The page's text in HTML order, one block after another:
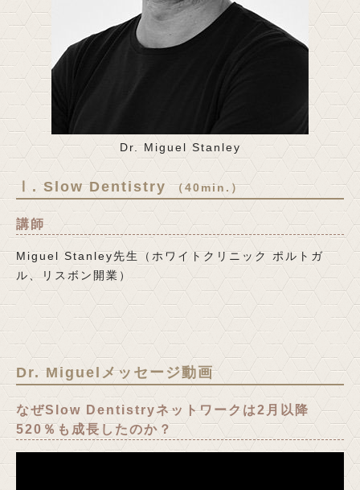
Dr. Miguel Stanley
Ⅰ. Slow Dentistry（40min.）
講師
Miguel Stanley先生（ホワイトクリニック ポルトガ
ル、リスボン開業）
Dr. Miguelメッセージ動画
なぜSlow Dentistryネットワークは2月以降
520％も成長したのか？